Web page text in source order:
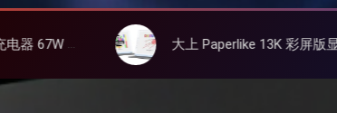
大上 Paperlike 13K 彩屏版显示屏，13.3英寸高刷彩色墨水屏